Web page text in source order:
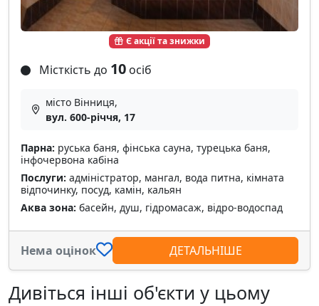
Є акції та знижки
Місткість до 10 осіб
місто Вінниця,
вул. 600-річчя, 17
Парна: руська баня, фінська сауна, турецька баня,
інфочервона кабіна
Послуги: адміністратор, мангал, вода питна, кімната
відпочинку, посуд, камін, кальян
Аква зона: басейн, душ, гідромасаж, відро-водоспад
Нема оцінок ДЕТАЛЬНІШЕ
Дивіться інші об'єкти у цьому